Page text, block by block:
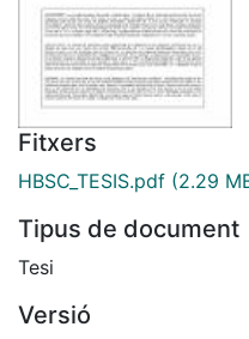
Fitxers
HBSC_TESIS.pdf (2.29
Tipus de document
Tesi
Versió